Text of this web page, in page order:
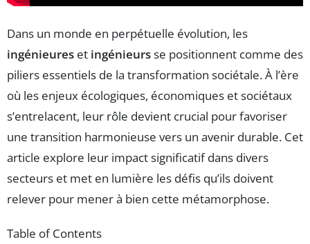
Dans un monde en perpétuelle évolution, les
ingénieures et ingénieursse positionnent comme des
piliers essentiels de la transformation sociétale. À l’ère
où les enjeux écologiques, économiques et sociétaux
s’entrelacent, leur rôle devient crucial pour favoriser
une transition harmonieuse vers un avenir durable. Cet
article explore leur impact significatif dans divers
secteurs et met en lumière les défis qu’ils doivent
relever pour mener à bien cette métamorphose.
Table of Contents